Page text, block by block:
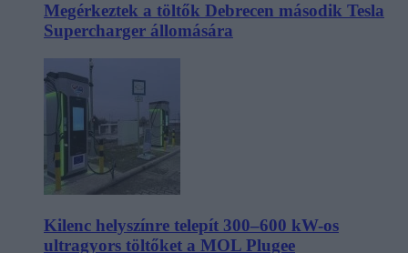
Megérkeztek a töltők Debrecen második Tesla
Supercharger állomására
Kilenc helyszínre telepít 300–600 kW-os
ultragyors töltőket a MOL Plugee